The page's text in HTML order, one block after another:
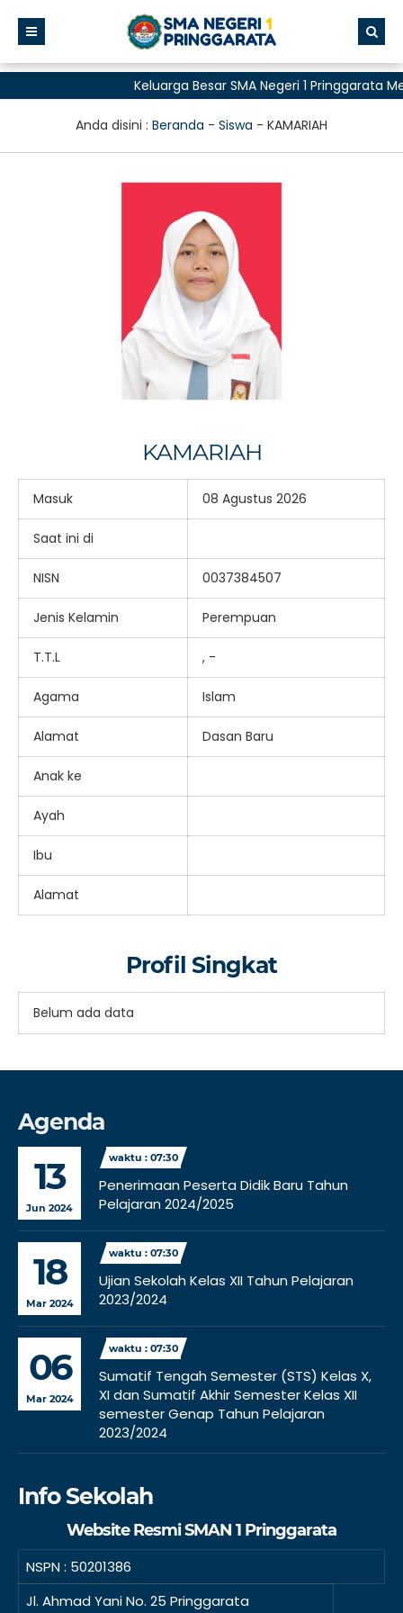
Keluarga Besar SMA Negeri 1 Pringgarata
Anda disini : Beranda - Siswa - KAMARIAH
KAMARIAH
Masuk 08 Agustus 2026
Saat ini di
NISN 0037384507
Jenis Kelamin Perempuan
T.T.L , -
Agama Islam
Alamat Dasan Baru
Anak ke
Ayah
Ibu
Alamat
Profil Singkat
Belum ada data
Agenda
13
Jun 2024
waktu : 07:30
Penerimaan Peserta Didik Baru Tahun
Pelajaran 2024/2025
18
Mar 2024
waktu : 07:30
Ujian Sekolah Kelas XII Tahun Pelajaran
2023/2024
06
Mar 2024
waktu : 07:30
Sumatif Tengah Semester (STS) Kelas X,
XI dan Sumatif Akhir Semester Kelas XII
semester Genap Tahun Pelajaran
2023/2024
Info Sekolah
Website Resmi SMAN 1 Pringgarata
NSPN : 50201386
Jl. Ahmad Yani No. 25 Pringgarata